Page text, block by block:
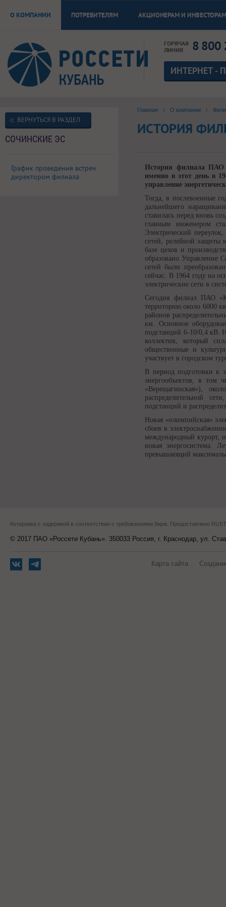
О КОМПАНИИ ПОТРЕБИТЕЛЯМ АКЦИОНЕРАМ И ИНВЕСТОРАМ
ГОРЯЧАЯ
ЛИНИЯ
8 800
ИНТЕРНЕТ -
Главная О компании
ИСТОРИЯ
История филиала ПАО
именно в этот день в
управление
Тогда, в послевоенные
дальнейшего
ставилась перед вновь
главным инженером
Электрический
сетей, релейной защиты
базе цехов и
образовано Управление
сетей были
сейчас. В 1964 году на
электрические сети в
Сегодня филиал ПАО
территорию около 6000
районов
км. Основное
подстанций 6-10/0,4 кВ.
коллектив, который
общественные и
участвует в городском
В период подготовки к
энергообъектов, в том
«Верещагинская»),
распределительной
подстанций и
Новая «олимпийская»
сбоев в
международный курорт,
новая энергосистема.
превышающий
ВЕРНУТЬСЯ В РАЗДЕЛ
СОЧИНСКИЕ ЭС
График проведения встреч
директором филиала
Котировки с задержкой в соответствии с требованиями бирж. Предоставлено
© 2017 ПАО «Россети Кубань». 350033 Россия, г. Краснодар, ул.
Карта сайта